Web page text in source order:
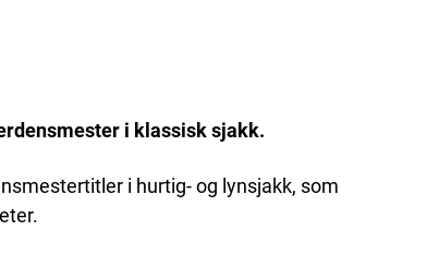
i klassisk sjakk.
i hurtig- og lynsjakk, som